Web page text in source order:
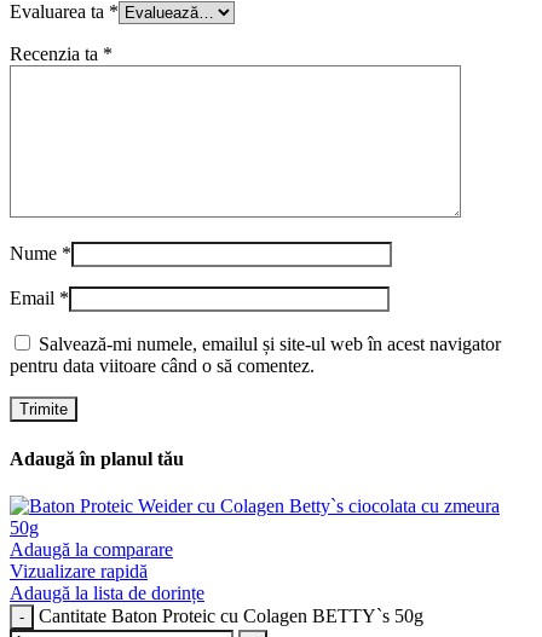
Evaluarea ta *
Recenzia ta *
Nume *
Email *
Salvează-mi numele, emailul și site-ul web în acest navigator
pentru data viitoare când o să comentez.
Adaugă în planul tău
Adaugă la comparare
Vizualizare rapidă
Adaugă la lista de dorințe
Cantitate Baton Proteic cu Colagen BETTY`s 50g